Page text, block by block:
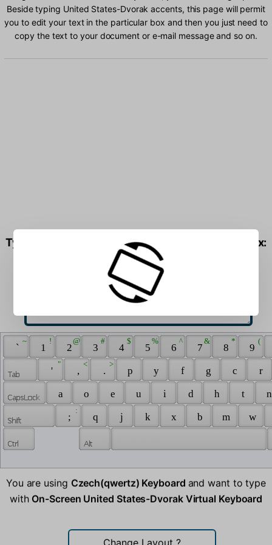
Beside typing United States-Dvorak accents, this page will permit
you to edit your text in the particular box and then you just need to
copy the text to your document or e-mail message and so on.
Type United States-Dvorak characters into the box:
`
~
1
!
2
@
3
#
4
$
5
%
6
^
7
&
8
*
9
(
'
"
,
<
.
>
p y f g c
r
a
o e u i d h t
;
:
q j k x b m w
You are using Czech(qwertz) Keyboard and want to type
with On-Screen United States-Dvorak Virtual Keyboard
Change Layout ?